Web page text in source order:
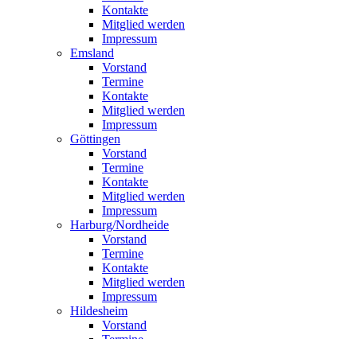
Kontakte
Mitglied werden
Impressum
Emsland
Vorstand
Termine
Kontakte
Mitglied werden
Impressum
Göttingen
Vorstand
Termine
Kontakte
Mitglied werden
Impressum
Harburg/Nordheide
Vorstand
Termine
Kontakte
Mitglied werden
Impressum
Hildesheim
Vorstand